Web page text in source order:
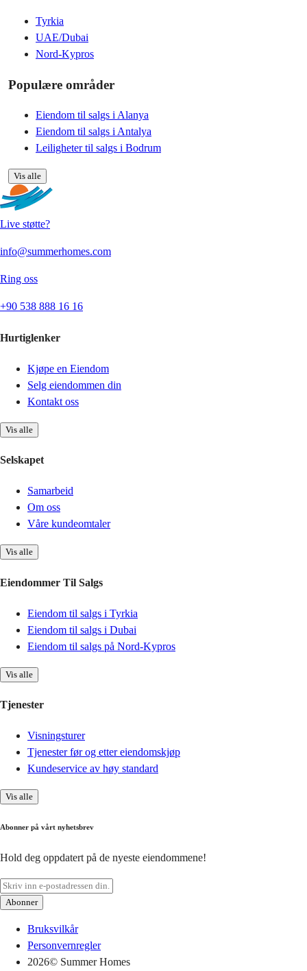
Tyrkia
UAE/Dubai
Nord-Kypros
Populære områder
Eiendom til salgs i Alanya
Eiendom til salgs i Antalya
Leiligheter til salgs i Bodrum
Vis alle
Live støtte?
info@summerhomes.com
Ring oss
+90 538 888 16 16
Hurtiglenker
Kjøpe en Eiendom
Selg eiendommen din
Kontakt oss
Vis alle
Selskapet
Samarbeid
Om oss
Våre kundeomtaler
Vis alle
Eiendommer Til Salgs
Eiendom til salgs i Tyrkia
Eiendom til salgs i Dubai
Eiendom til salgs på Nord-Kypros
Vis alle
Tjenester
Visningsturer
Tjenester før og etter eiendomskjøp
Kundeservice av høy standard
Vis alle
Abonner på vårt nyhetsbrev
Hold deg oppdatert på de nyeste eiendommene!
Abonner
Bruksvilkår
Personvernregler
2026© Summer Homes